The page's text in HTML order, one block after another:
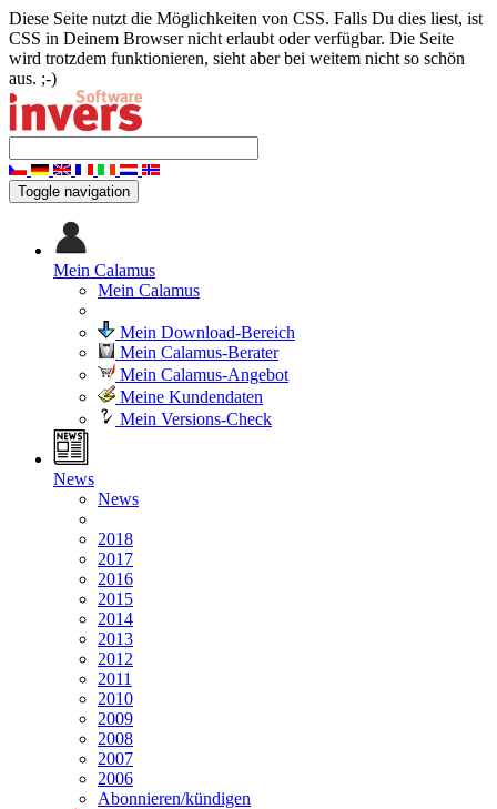
Diese Seite nutzt die Möglichkeiten von CSS. Falls Du dies liest, ist
CSS in Deinem Browser nicht erlaubt oder verfügbar. Die Seite
wird trotzdem funktionieren, sieht aber bei weitem nicht so schön
aus. ;-)
Toggle navigation
Mein Calamus
Mein Calamus
Mein Download-Bereich
Mein Calamus-Berater
Mein Calamus-Angebot
Meine Kundendaten
Mein Versions-Check
News
News
2018
2017
2016
2015
2014
2013
2012
2011
2010
2009
2008
2007
2006
Abonnieren/kündigen